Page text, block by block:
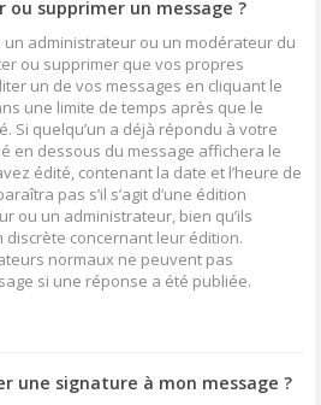
supprimer un message ?
administrateur ou un modérateur du
ou supprimer que vos propres
un de vos messages en cliquant le
une limite de temps après que le
Si quelqu’un a déjà répondu à votre
en dessous du message affichera le
édité, contenant la date et l’heure de
pas s’il s’agit d’une édition
ou un administrateur, bien qu’ils
concernant leur édition.
normaux ne peuvent pas
si une réponse a été publiée.
une signature à mon message ?